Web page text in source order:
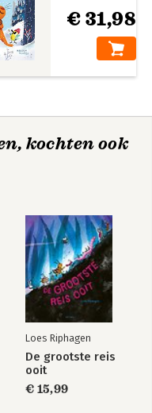
€ 31,98
kochten ook
Loes Riphagen
De grootste reis
ooit
€ 15,99